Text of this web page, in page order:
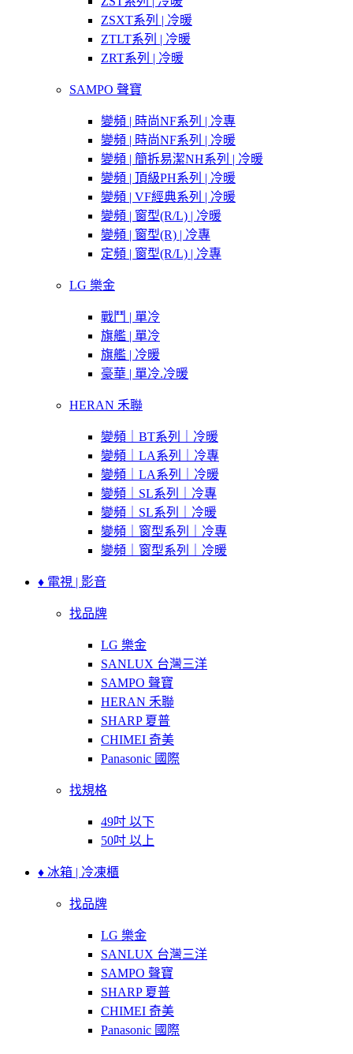
ZSXT系列 | 冷暖
ZTLT系列 | 冷暖
ZRT系列 | 冷暖
SAMPO 聲寶
變頻 | 時尚NF系列 | 冷專
變頻 | 時尚NF系列 | 冷暖
變頻 | 簡拆易潔NH系列 | 冷暖
變頻 | 頂級PH系列 | 冷暖
變頻 | VF經典系列 | 冷暖
變頻 | 窗型(R/L) | 冷暖
變頻 | 窗型(R) | 冷專
定頻 | 窗型(R/L) | 冷專
LG 樂金
戰鬥 | 單冷
旗艦 | 單冷
旗艦 | 冷暖
豪華 | 單冷.冷暖
HERAN 禾聯
變頻｜BT系列｜冷暖
變頻｜LA系列｜冷專
變頻｜LA系列｜冷暖
變頻｜SL系列｜冷專
變頻｜SL系列｜冷暖
變頻｜窗型系列｜冷專
變頻｜窗型系列｜冷暖
♦ 電視 | 影音
找品牌
LG 樂金
SANLUX 台灣三洋
SAMPO 聲寶
HERAN 禾聯
SHARP 夏普
CHIMEI 奇美
Panasonic 國際
找規格
49吋 以下
50吋 以上
♦ 冰箱 | 冷凍櫃
找品牌
LG 樂金
SANLUX 台灣三洋
SAMPO 聲寶
SHARP 夏普
CHIMEI 奇美
Panasonic 國際